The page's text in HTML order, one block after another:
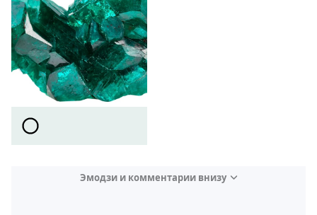
Эмодзи и комментарии внизу